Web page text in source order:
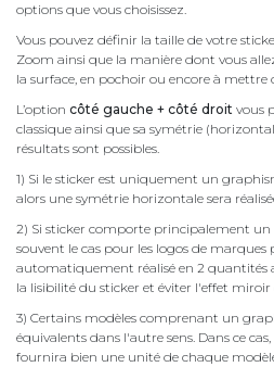
options que vous choisissez.
Vous pouvez définir la taille de votre
Zoom ainsi que la manière dont vous
la surface, en pochoir ou encore à mettre
L’option côté gauche + côté droit vous
classique ainsi que sa symétrie
résultats sont possibles.
1) Si le sticker est uniquement un
alors une symétrie horizontale sera
2) Si sticker comporte principalement un
souvent le cas pour les logos de marques
automatiquement réalisé en 2 quantités
la lisibilité du sticker et éviter l'effet
3) Certains modèles comprenant un
équivalents dans l'autre sens. Dans ce
fournira bien une unité de chaque